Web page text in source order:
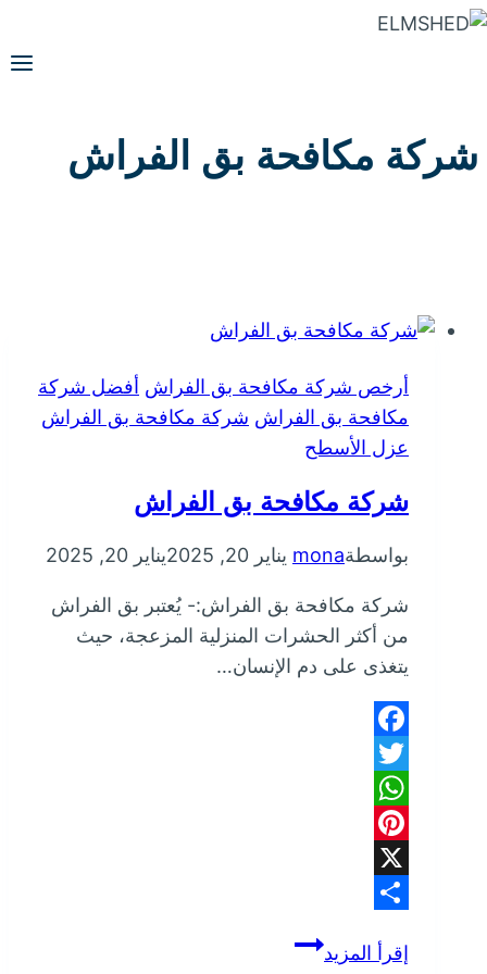
التجاوز
شركة مكافحة بق الفراش
أرخص شركة مكافحة بق الفراش أفضل شركة
مكافحة بق الفراش شركة مكافحة بق الفراش
عزل الأسطح
شركة مكافحة بق الفراش
بواسطةmona يناير 20, 2025 يناير 20, 2025
شركة مكافحة بق الفراش:- يُعتبر بق الفراش
من أكثر الحشرات المنزلية المزعجة، حيث
يتغذى على دم الإنسان…
Facebook
Twitter
WhatsApp
Pinterest
X
إقرأ المزيدشركة